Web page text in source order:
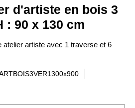
d'artiste en bois 3
: 90 x 130 cm
atelier artiste avec 1 traverse et 6